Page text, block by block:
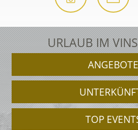
URLAUB IM
ANGEBOTE
TOP